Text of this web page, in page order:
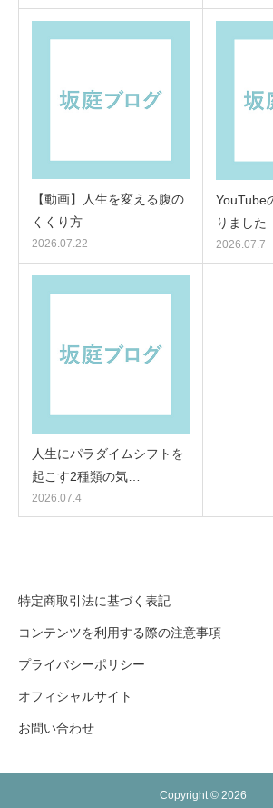
【動画】人生を変える腹の
くくり方
2026.07.22
YouTube
りました
2026.07.7
人生にパラダイムシフトを
起こす2種類の気…
2026.07.4
特定商取引法に基づく表記
コンテンツを利用する際の注意事項
プライバシーポリシー
オフィシャルサイト
お問い合わせ
Copyright © 2026